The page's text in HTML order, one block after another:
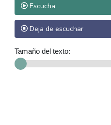
Escucha
Deja de escuchar
Tamaño del texto: